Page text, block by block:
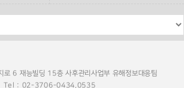
로 6 재능빌딩 15층 사후관리사업부 유해정보대응팀
Tel : 02-3706-0434,0535